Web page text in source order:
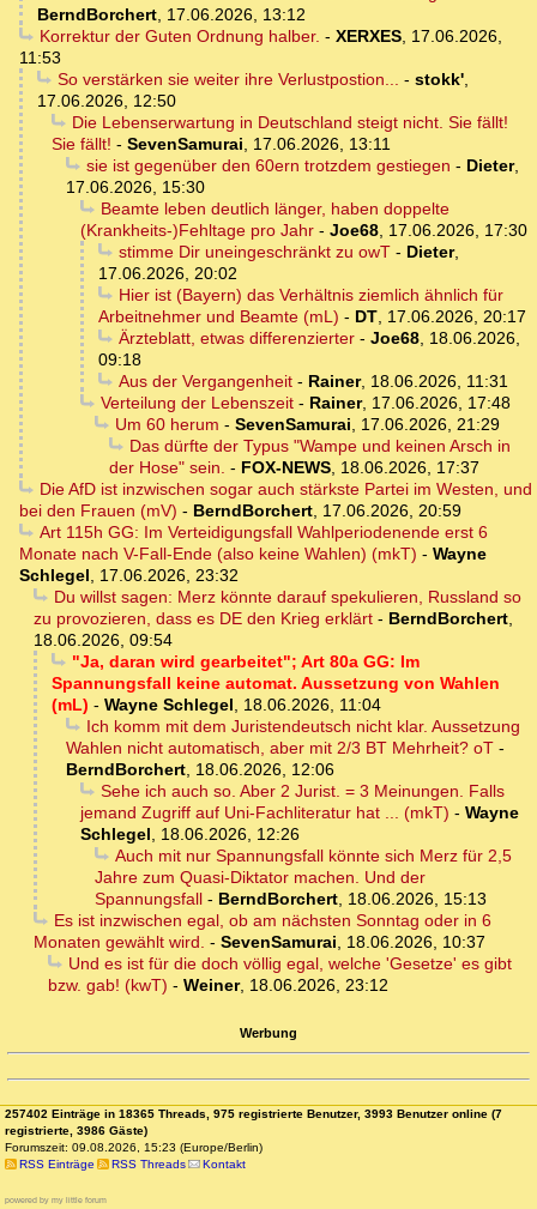
BerndBorchert, 17.06.2026, 13:12
Korrektur der Guten Ordnung halber. - XERXES, 17.06.2026,
11:53
So verstärken sie weiter ihre Verlustpostion... - stokk',
17.06.2026, 12:50
Die Lebenserwartung in Deutschland steigt nicht. Sie fällt!
Sie fällt! - SevenSamurai, 17.06.2026, 13:11
sie ist gegenüber den 60ern trotzdem gestiegen - Dieter,
17.06.2026, 15:30
Beamte leben deutlich länger, haben doppelte
(Krankheits-)Fehltage pro Jahr - Joe68, 17.06.2026, 17:30
stimme Dir uneingeschränkt zu owT- Dieter,
17.06.2026, 20:02
Hier ist (Bayern) das Verhältnis ziemlich ähnlich für
Arbeitnehmer und Beamte (mL) - DT, 17.06.2026, 20:17
Ärzteblatt, etwas differenzierter- Joe68, 18.06.2026,
09:18
Aus der Vergangenheit- Rainer, 18.06.2026, 11:31
Verteilung der Lebenszeit- Rainer, 17.06.2026, 17:48
Um 60 herum - SevenSamurai, 17.06.2026, 21:29
Das dürfte der Typus "Wampe und keinen Arsch in
der Hose" sein. - FOX-NEWS, 18.06.2026, 17:37
Die AfD ist inzwischen sogar auch stärkste Partei im Westen, und
bei den Frauen (mV) - BerndBorchert, 17.06.2026, 20:59
Art 115h GG: Im Verteidigungsfall Wahlperiodenende erst 6
Monate nach V-Fall-Ende (also keine Wahlen) (mkT) - Wayne
Schlegel, 17.06.2026, 23:32
Du willst sagen: Merz könnte darauf spekulieren, Russland so
zu provozieren, dass es DE den Krieg erklärt - BerndBorchert,
18.06.2026, 09:54
"Ja, daran wird gearbeitet"; Art 80a GG: Im
Spannungsfall keine automat. Aussetzung von Wahlen
(mL) - Wayne Schlegel, 18.06.2026, 11:04
Ich komm mit dem Juristendeutsch nicht klar. Aussetzung
Wahlen nicht automatisch, aber mit 2/3 BT Mehrheit? oT -
BerndBorchert, 18.06.2026, 12:06
Sehe ich auch so. Aber 2 Jurist. = 3 Meinungen. Falls
jemand Zugriff auf Uni-Fachliteratur hat ... (mkT) - Wayne
Schlegel, 18.06.2026, 12:26
Auch mit nur Spannungsfall könnte sich Merz für 2,5
Jahre zum Quasi-Diktator machen. Und der
Spannungsfall - BerndBorchert, 18.06.2026, 15:13
Es ist inzwischen egal, ob am nächsten Sonntag oder in 6
Monaten gewählt wird. - SevenSamurai, 18.06.2026, 10:37
Und es ist für die doch völlig egal, welche 'Gesetze' es gibt
bzw. gab! (kwT) - Weiner, 18.06.2026, 23:12
Werbung
257402 Einträge in 18365 Threads, 975 registrierte Benutzer, 3993 Benutzer online (7
registrierte, 3986 Gäste)
Forumszeit: 09.08.2026, 15:23 (Europe/Berlin)
RSS Einträge
RSS Threads Kontakt
powered by my little forum